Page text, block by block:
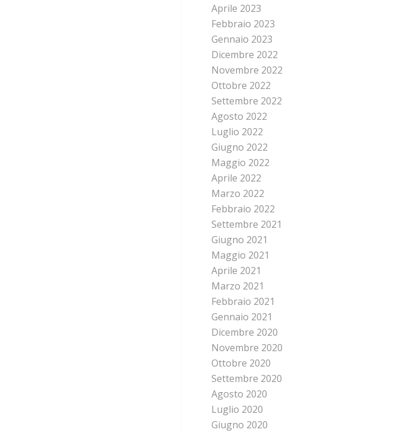
Aprile 2023
Febbraio 2023
Gennaio 2023
Dicembre 2022
Novembre 2022
Ottobre 2022
Settembre 2022
Agosto 2022
Luglio 2022
Giugno 2022
Maggio 2022
Aprile 2022
Marzo 2022
Febbraio 2022
Settembre 2021
Giugno 2021
Maggio 2021
Aprile 2021
Marzo 2021
Febbraio 2021
Gennaio 2021
Dicembre 2020
Novembre 2020
Ottobre 2020
Settembre 2020
Agosto 2020
Luglio 2020
Giugno 2020